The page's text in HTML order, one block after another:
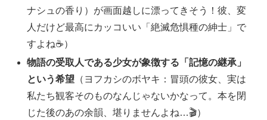
ナシュの香り）が画面越しに漂ってきそう！彼、変
人だけど最高にカッコいい「絶滅危惧種の紳士」で
すよね☕）
物語の受取人である少女が象徴する「記憶の継承」
という希望 （ヨフカシのボヤキ：冒頭の彼女、実は
私たち観客そのものなんじゃないかなって。本を閉
じた後のあの余韻、堪りませんよね…🎬）